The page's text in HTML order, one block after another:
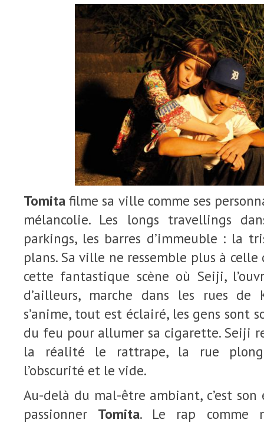
Tomita filme sa ville comme ses
mélancolie. Les longs travellings
parkings, les barres d’immeuble : la
plans. Sa ville ne ressemble plus à celle
cette fantastique scène où Seiji,
d’ailleurs, marche dans les rues de
s’anime, tout est éclairé, les gens sont
du feu pour allumer sa cigarette. Seiji
la réalité le rattrape, la rue
l’obscurité et le vide.
Au-delà du mal-être ambiant, c’est son
passionner Tomita. Le rap comme